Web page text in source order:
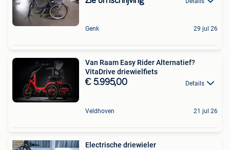
Genk 29 jul 26
Van Raam Easy Rider Alternatief?
VitaDrive driewielfiets
€ 5.995,00 Details
Veldhoven 21 jul 26
Electrische driewieler